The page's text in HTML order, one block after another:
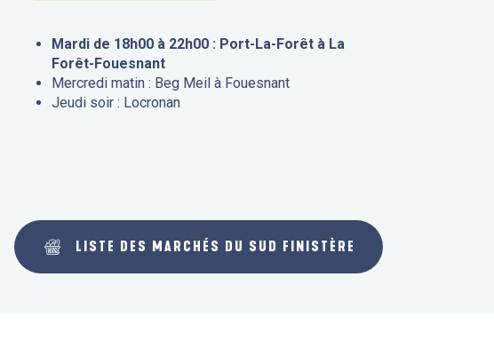
Mardi de 18h00 à 22h00 : Port-La-Forêt à La
Forêt-Fouesnant
Mercredi matin : Beg Meil à Fouesnant
Jeudi soir : Locronan
LISTE DES MARCHÉS DU SUD FINISTÈRE